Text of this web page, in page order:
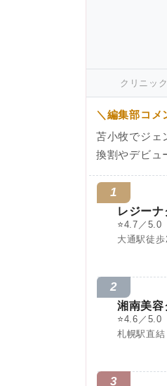
クリニッ
＼編集部コメ
苫小牧でジェ
換割やデビュ
1
レジー
⭐4.7／5.0
大通駅徒歩
2
湘南美容
⭐4.6／5.0
札幌駅直結
3